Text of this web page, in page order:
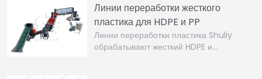
Линии переработки жесткого
пластика для HDPE и PP
Линии переработки пластика Shuliy
обрабатывают жесткий HDPE и…